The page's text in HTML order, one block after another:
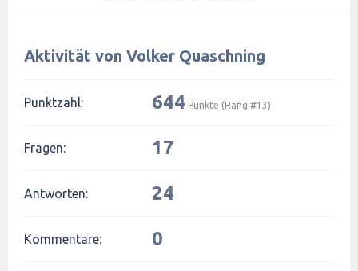
Aktivität von Volker Quaschning
Punktzahl: 644 Punkte (Rang #13)
Fragen: 17
Antworten: 24
Kommentare: 0